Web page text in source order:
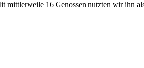
mittlerweile 16 Genossen nutzten wir ihn